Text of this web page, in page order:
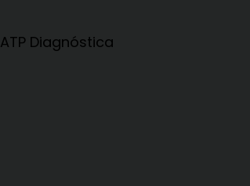
ATP Diagnóstica